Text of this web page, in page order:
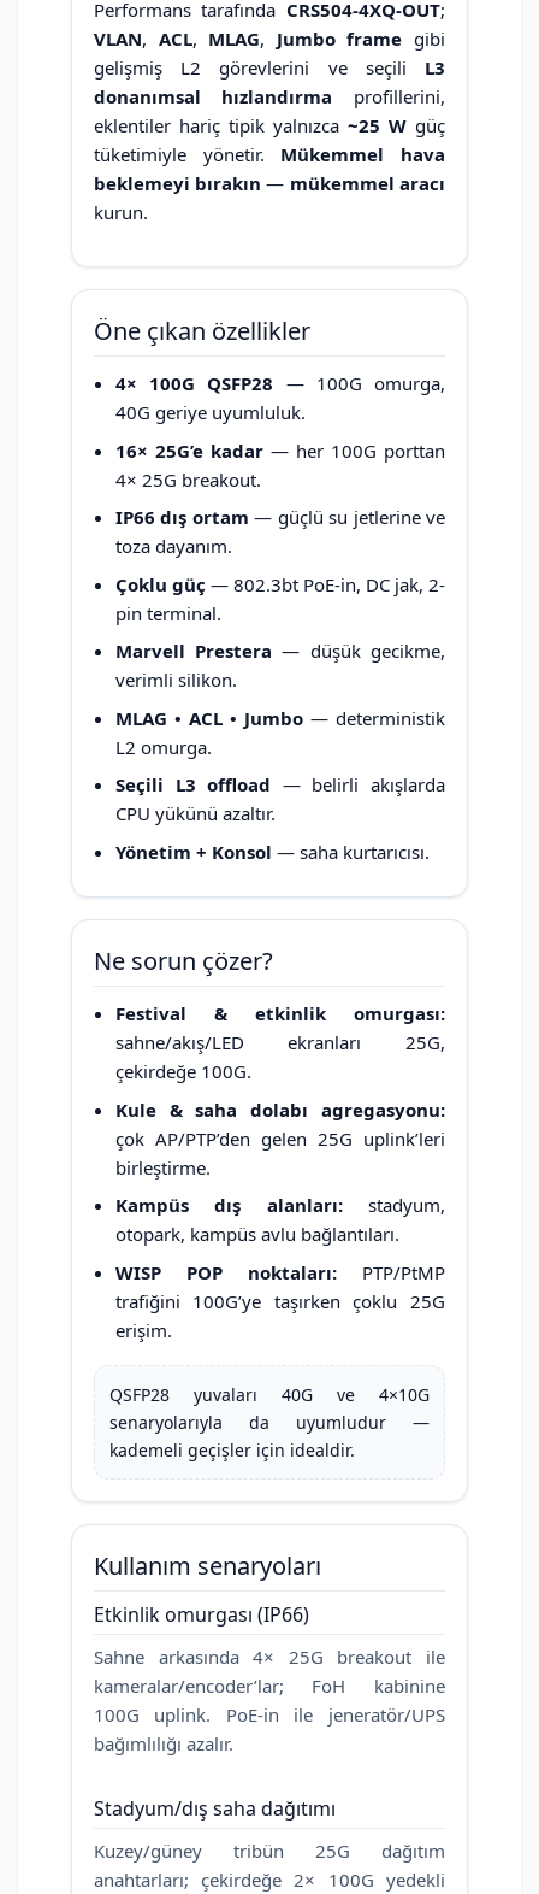
Performans tarafında CRS504-4XQ-OUT;
VLAN, ACL, MLAG, Jumbo frame gibi
gelişmiş L2 görevlerini ve seçili L3
donanımsal hızlandırma profillerini,
eklentiler hariç tipik yalnızca ~25 W güç
tüketimiyle yönetir. Mükemmel hava
beklemeyi bırakın — mükemmel aracı
kurun.
Öne çıkan özellikler
4× 100G QSFP28 — 100G omurga,
40G geriye uyumluluk.
16× 25G’e kadar — her 100G porttan
4× 25G breakout.
IP66 dış ortam — güçlü su jetlerine ve
toza dayanım.
Çoklu güç — 802.3bt PoE-in, DC jak, 2-
pin terminal.
Marvell Prestera — düşük gecikme,
verimli silikon.
MLAG • ACL • Jumbo — deterministik
L2 omurga.
Seçili L3 offload — belirli akışlarda
CPU yükünü azaltır.
Yönetim + Konsol — saha kurtarıcısı.
Ne sorun çözer?
Festival & etkinlik omurgası:
sahne/akış/LED ekranları 25G,
çekirdeğe 100G.
Kule & saha dolabı agregasyonu:
çok AP/PTP’den gelen 25G uplink’leri
birleştirme.
Kampüs dış alanları:stadyum,
otopark, kampüs avlu bağlantıları.
WISP POP noktaları: PTP/PtMP
trafiğini 100G’ye taşırken çoklu 25G
erişim.
QSFP28 yuvaları 40G ve 4×10G
senaryolarıyla da uyumludur —
kademeli geçişler için idealdir.
Kullanım senaryoları
Etkinlik omurgası (IP66)
Sahne arkasında 4× 25G breakout ile
kameralar/encoder’lar; FoH kabinine
100G uplink. PoE-in ile jeneratör/UPS
bağımlılığı azalır.
Stadyum/dış saha dağıtımı
Kuzey/güney tribün 25G dağıtım
anahtarları; çekirdeğe 2× 100G yedekli